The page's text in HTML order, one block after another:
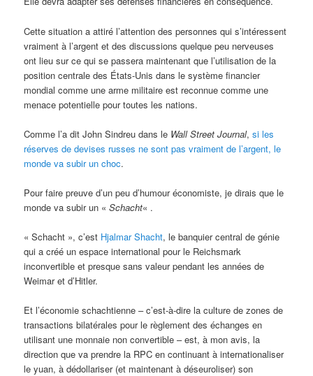
Cette situation a attiré l’attention des personnes qui s’intéressent
vraiment à l’argent et des discussions quelque peu nerveuses
ont lieu sur ce qui se passera maintenant que l’utilisation de la
position centrale des États-Unis dans le système financier
mondial comme une arme militaire est reconnue comme une
menace potentielle pour toutes les nations.
Comme l’a dit John Sindreu dans le Wall Street Journal,si les
réserves de devises russes ne sont pas vraiment de l’argent, le
monde va subir un choc.
Pour faire preuve d’un peu d’humour économiste, je dirais que le
monde va subir un «Schacht« .
« Schacht », c’est Hjalmar Shacht, le banquier central de génie
qui a créé un espace international pour le Reichsmark
inconvertible et presque sans valeur pendant les années de
Weimar et d’Hitler.
Et l’économie schachtienne – c’est-à-dire la culture de zones de
transactions bilatérales pour le règlement des échanges en
utilisant une monnaie non convertible – est, à mon avis, la
direction que va prendre la RPC en continuant à internationaliser
le yuan, à dédollariser (et maintenant à déseuroliser) son